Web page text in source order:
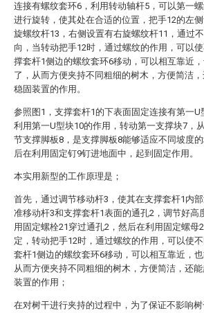
连接有螺纹套环6，利用转动轴杆5，可以第一
进行旋转，使其处在合适的位置，把手12的左
旋螺纹杆13，右侧设置有右旋螺纹杆11，通过
向，当转动把手12时，通过螺纹的作用，可以
撑套杆1侧边的螺纹套环6移动，可以相互靠近
了，从而方便夹持不同粗细的树木，方便简洁，
稳固装置的作用。
参照图1，支撑套杆1的下表面固定连接有第一U
利用第一U型块10的作用，转动第一支撑块7，
节支撑脚板8，是支撑脚板8能够适应不同坡度
后在利用固定钉9钉进地面中，起到固定作用。
本实用新型的工作原理是；
首先，通过调节移动杆3，使其在支撑套杆1内
准移动杆3和支撑套杆1表面的通孔2，调节好高
用固定螺栓21穿过通孔2，然后在利用固定螺母
定，转动把手12时，通过螺纹的作用，可以使
套杆1侧边的螺纹套环6移动，可以相互靠近，也
从而方便夹持不同粗细的树木，方便简洁，还能
装置的作用；
在对树干进行夹持的过程中，为了保证不影响树